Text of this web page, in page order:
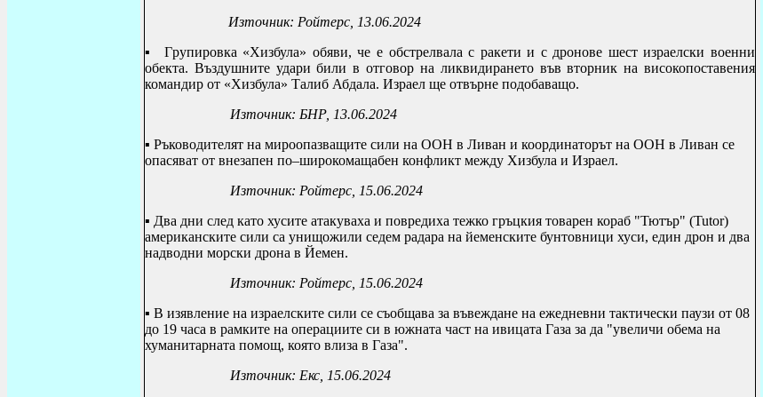
Източник: Ройтерс, 13.06.2024
▪ Групировка «Хизбула» обяви, че е обстрелвала с ракети и с дронове шест израелски военни
обекта. Въздушните удари били в отговор на ликвидирането във вторник на високопоставения
командир от «Хизбула» Талиб Абдала. Израел ще отвърне подобаващо.
Източник: БНР, 13.06.2024
▪ Ръководителят на мироопазващите сили на ООН в Ливан и координаторът на ООН в Ливан се
опасяват от внезапен по–широкомащабен конфликт между Хизбула и Израел.
Източник: Ройтерс, 15.06.2024
▪ Два дни след като хусите атакуваха и повредиха тежко гръцкия товарен кораб "Тютър" (Tutor)
американските сили са унищожили седем радара на йеменските бунтовници хуси, един дрон и два
надводни морски дрона в Йемен.
Източник: Ройтерс, 15.06.2024
▪ В изявление на израелските сили се съобщава за въвеждане на ежедневни тактически паузи от 08
до 19 часа в рамките на операциите си в южната част на ивицата Газа за да "увеличи обема на
хуманитарната помощ, която влиза в Газа".
Източник: Екс, 15.06.2024